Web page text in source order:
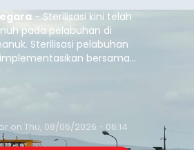
- Sterilisasi kini telah
pada pelabuhan di
Sterilisasi pelabuhan
bersama
lainnya, yakni
Kayangan, dan
2026).
on Thu, 08/06/2026 - 06:14